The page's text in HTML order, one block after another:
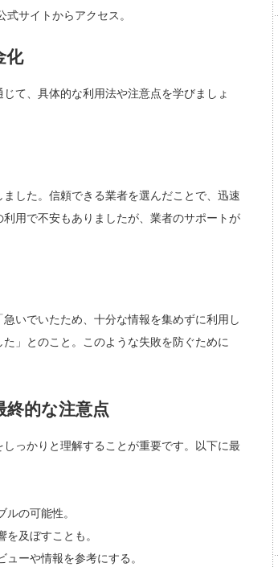
サイトからアクセス。
化
て、具体的な利用法や注意点を学びましょ
した。信頼できる業者を選んだことで、迅速
用で不安もありましたが、業者のサポートが
いでいたため、十分な情報を集めずに利用し
」とのこと。このような失敗を防ぐために
終的な注意点
っかりと理解することが重要です。以下に最
の可能性。
及ぼすことも。
ーや情報を参考にする。